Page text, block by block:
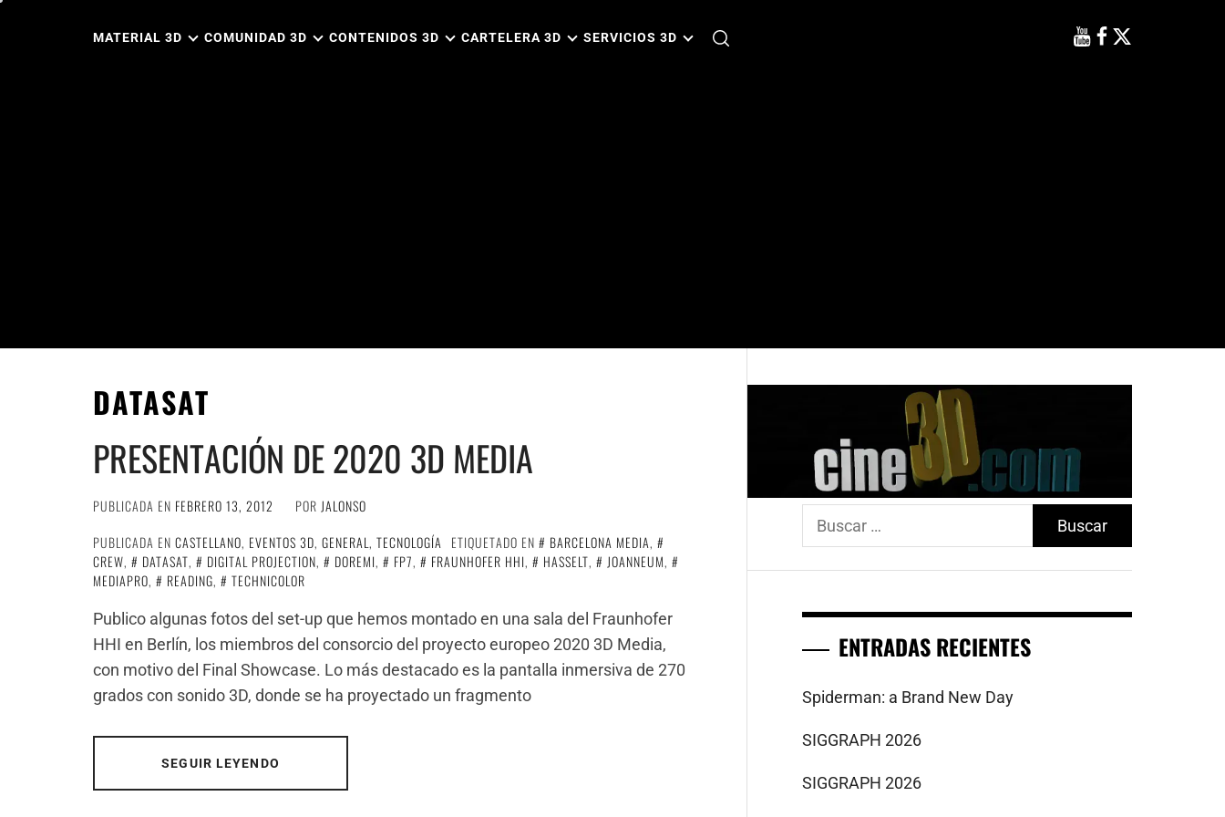
MATERIAL 3D COMUNIDAD 3D CONTENIDOS 3D CARTELERA 3D SERVICIOS 3D
DATASAT
PRESENTACIÓN DE 2020 3D MEDIA
PUBLICADA EN FEBRERO 13, 2012 POR JALONSO
PUBLICADA EN CASTELLANO, EVENTOS 3D, GENERAL, TECNOLOGÍA ETIQUETADO EN BARCELONA MEDIA,
CREW, DATASAT, DIGITAL PROJECTION, DOREMI, FP7, FRAUNHOFER HHI, HASSELT, JOANNEUM,
MEDIAPRO, READING,
TECHNICOLOR
Publico algunas fotos del set-up que hemos montado en una sala del Fraunhofer
HHI en Berlín, los miembros del consorcio del proyecto europeo 2020 3D Media,
con motivo del Final Showcase. Lo más destacado es la pantalla inmersiva de 270
grados con sonido 3D, donde se ha proyectado un fragmento
SEGUIR LEYENDO
Buscar:
ENTRADAS RECIENTES
Spiderman: a Brand New Day
SIGGRAPH 2026
SIGGRAPH 2026